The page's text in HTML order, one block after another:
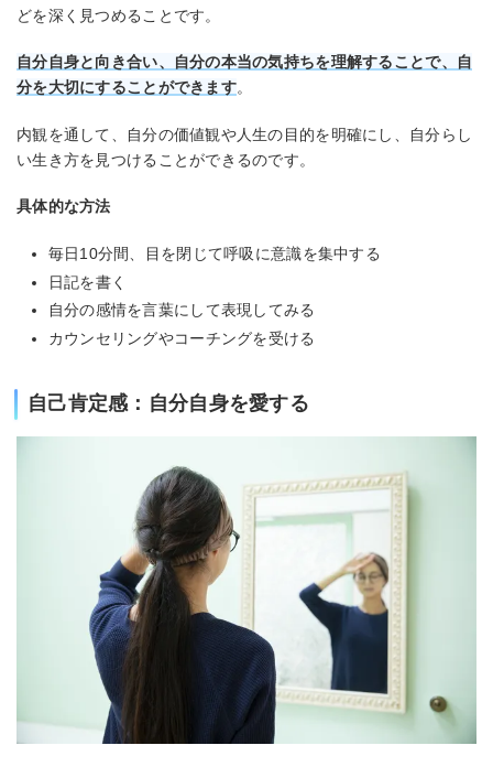
どを深く見つめることです。
自分自身と向き合い、自分の本当の気持ちを理解することで、自
分を大切にすることができます。
内観を通して、自分の価値観や人生の目的を明確にし、自分らし
い生き方を見つけることができるのです。
具体的な方法
毎日10分間、目を閉じて呼吸に意識を集中する
日記を書く
自分の感情を言葉にして表現してみる
カウンセリングやコーチングを受ける
自己肯定感：自分自身を愛する